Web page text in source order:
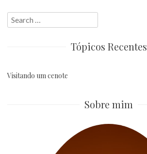
Search
for:
Tópicos Recentes
Visitando um cenote
Sobre mim